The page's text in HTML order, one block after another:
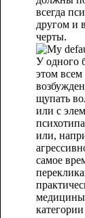
всегда
другом и
черты.
У одного
этом
щупать
или с
или,
самое
медицины